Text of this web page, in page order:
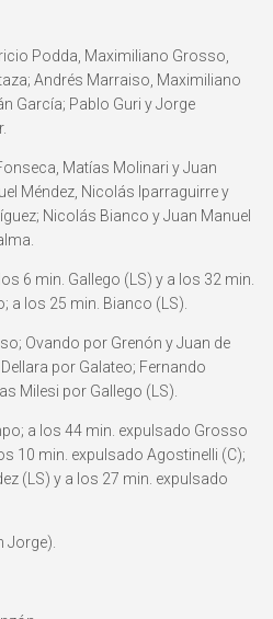
Podda, Maximiliano Grosso,
Andrés Marraiso, Maximiliano
García; Pablo Guri y Jorge
Matías Molinari y Juan
Méndez, Nicolás Iparraguirre y
Nicolás Bianco y Juan Manuel
6 min. Gallego (LS) y a los 32 min.
a los 25 min. Bianco (LS).
Ovando por Grenón y Juan de
por Galateo; Fernando
Milesi por Gallego (LS).
a los 44 min. expulsado Grosso
10 min. expulsado Agostinelli (C);
(LS) y a los 27 min. expulsado
Jorge).